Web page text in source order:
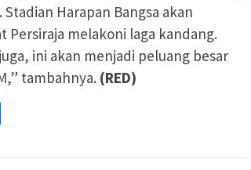
Harapan Bangsa akan
Persiraja melakoni laga kandang.
ini akan menjadi peluang besar
tambahnya. (RED)